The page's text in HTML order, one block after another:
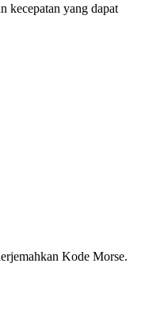
kecepatan yang dapat
Kode Morse.